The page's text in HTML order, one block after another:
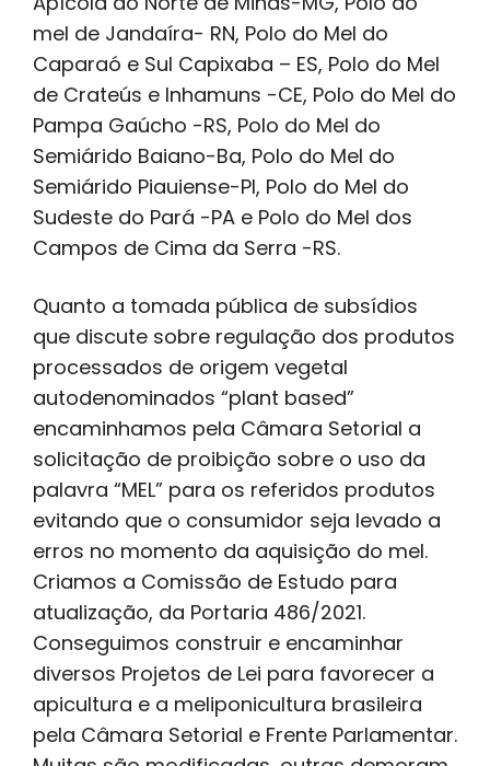
mel de Jandaíra- RN, Polo do Mel do
Caparaó e Sul Capixaba – ES, Polo do Mel
de Crateús e Inhamuns -CE, Polo do Mel do
Pampa Gaúcho -RS, Polo do Mel do
Semiárido Baiano-Ba, Polo do Mel do
Semiárido Piauiense-PI, Polo do Mel do
Sudeste do Pará -PA e Polo do Mel dos
Campos de Cima da Serra -RS.
Quanto a tomada pública de subsídios
que discute sobre regulação dos produtos
processados de origem vegetal
autodenominados “plant based”
encaminhamos pela Câmara Setorial a
solicitação de proibição sobre o uso da
palavra “MEL” para os referidos produtos
evitando que o consumidor seja levado a
erros no momento da aquisição do mel.
Criamos a Comissão de Estudo para
atualização, da Portaria 486/2021.
Conseguimos construir e encaminhar
diversos Projetos de Lei para favorecer a
apicultura e a meliponicultura brasileira
pela Câmara Setorial e Frente Parlamentar.